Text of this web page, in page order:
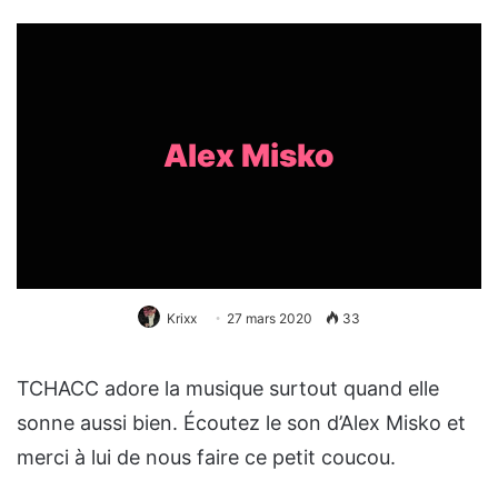
Alex Misko
Krixx 27 mars 2020 33
TCHACC adore la musique surtout quand elle
sonne aussi bien. Écoutez le son d’Alex Misko et
merci à lui de nous faire ce petit coucou.